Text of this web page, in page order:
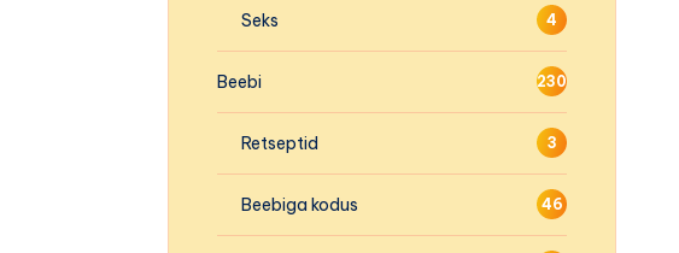
Seks 4
Beebi 230
Retseptid 3
Beebiga kodus 46